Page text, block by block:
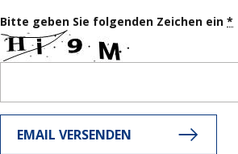
Bitte geben Sie folgenden Zeichen ein
EMAIL VERSENDEN